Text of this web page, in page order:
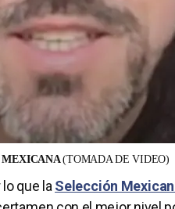
MEXICANA(TOMADA DE VIDEO)
lo que la Selección